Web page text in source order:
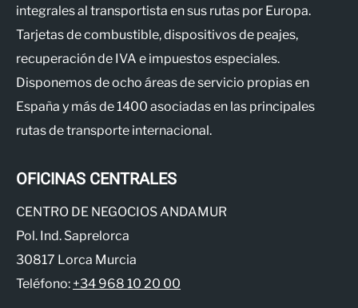
integrales al transportista en sus rutas por Europa.
Tarjetas de combustible, dispositivos de peajes,
recuperación de IVA e impuestos especiales.
Disponemos de ocho áreas de servicio propias en
España y más de 1400 asociadas en las principales
rutas de transporte internacional.
OFICINAS CENTRALES
CENTRO DE NEGOCIOS ANDAMUR
Pol. Ind. Saprelorca
30817 Lorca Murcia
Teléfono: +34 968 10 20 00